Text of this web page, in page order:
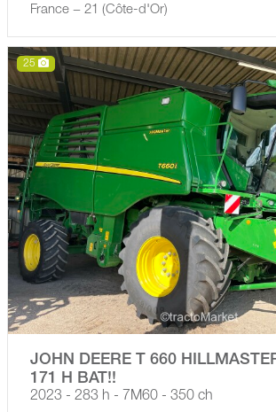
France − 21 (Côte-d'Or)
25
JOHN DEERE T 660
171 H BAT!!
2023 - 283 h - 7M60 - 350 ch